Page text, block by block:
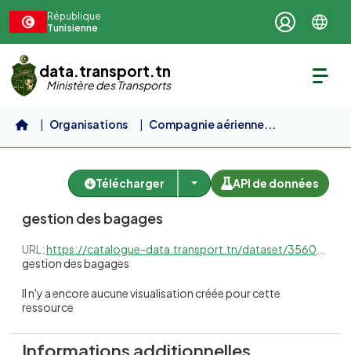
République
Tunisienne
data.transport.tn
Ministère des Transports
Organisations
Compagnie aérienne...
Télécharger API de données
gestion des bagages
URL:https://catalogue-data.transport.tn/dataset/3560a89e-ece1-43e7-a6a6-bffe9bdd6ccc/resource/65171ec7-2510-44fa-aa63-cc678a6e297a/download/3560a89e-ece1-43e7-a6a6-bffe9bdd6ccc_fc217163-c174-483d-81c9-5c130423ca8d.xlsx
gestion des bagages
Il n'y a encore aucune visualisation créée pour cette
ressource
Informations additionnelles